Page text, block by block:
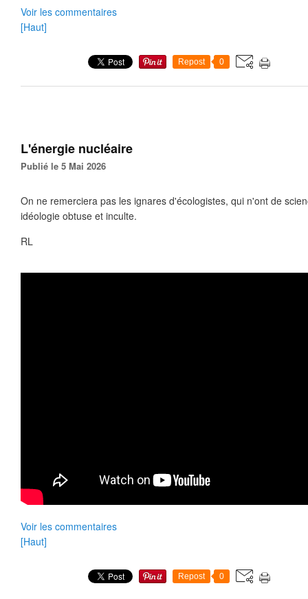
Voir les commentaires
[Haut]
Repost 0
L'énergie nucléaire
Publié le 5 Mai 2026
On ne remerciera pas les ignares d'écologistes, qui n'ont de
idéologie obtuse et inculte.
RL
Voir les commentaires
[Haut]
Repost 0